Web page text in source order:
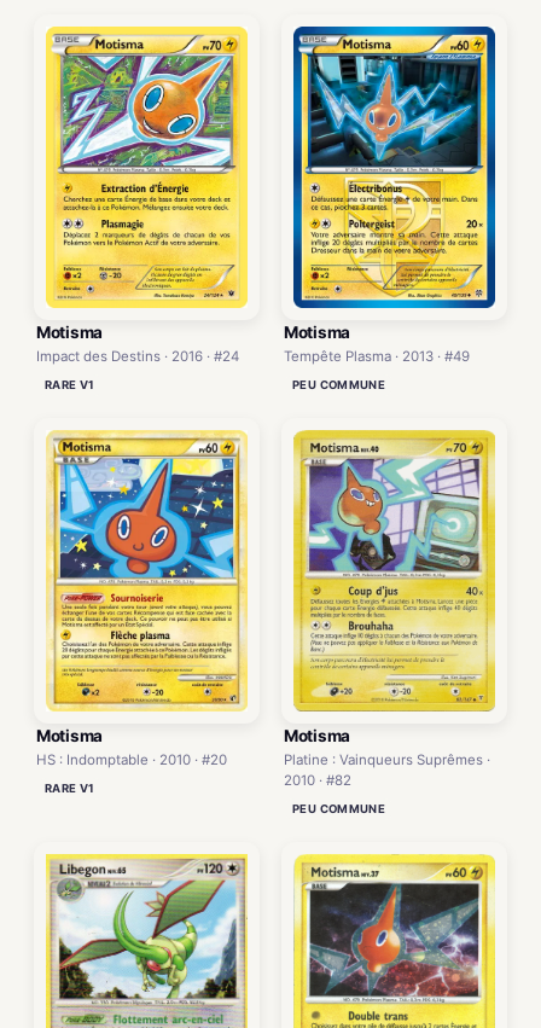
Motisma
Impact des Destins · 2016 · #24
RARE V1
Motisma
Tempête Plasma · 2013 · #49
PEU COMMUNE
Motisma
HS : Indomptable · 2010 · #20
RARE V1
Motisma
Platine : Vainqueurs Suprêmes ·
2010 · #82
PEU COMMUNE